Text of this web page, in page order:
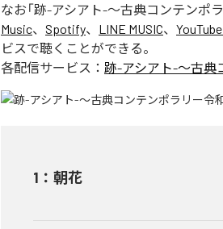
なお「跡-アシアト-〜古典コンテンポ
Music、 Spotify、 LINE MUSIC、
ビスで聴くことができる。
各配信サービス： 跡-アシアト-〜古典
1 ： 朝花